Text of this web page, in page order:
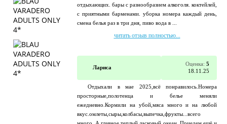
отдыхающих. бары с разнообразием алкоголя. коктейлей,
с приятными барменами. уборка номера каждый день,
смена белья раз в три дня, пиво вода в ...
читать отзыв полностью...
Лариса
Оценка: 5
18.11.25
Отдыхали в мае 2025,всё понравилось.Номера
просторные,полотенца и белье меняли
ежедневно.Кормили на убой,мяса много и на любой
вкус.омлеты,сыры,колбасы,выпечка,фрукты...всего